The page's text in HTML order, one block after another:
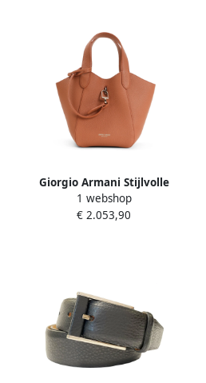
Giorgio Armani Stijlvolle
Handtas voor Dagelijks
Gebruik Brown Dames
1 webshop
€ 2.053,90